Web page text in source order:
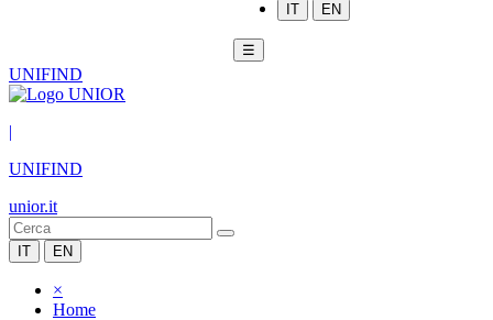
IT EN
☰
UNIFIND
|
UNIFIND
unior.it
IT EN
×
Home